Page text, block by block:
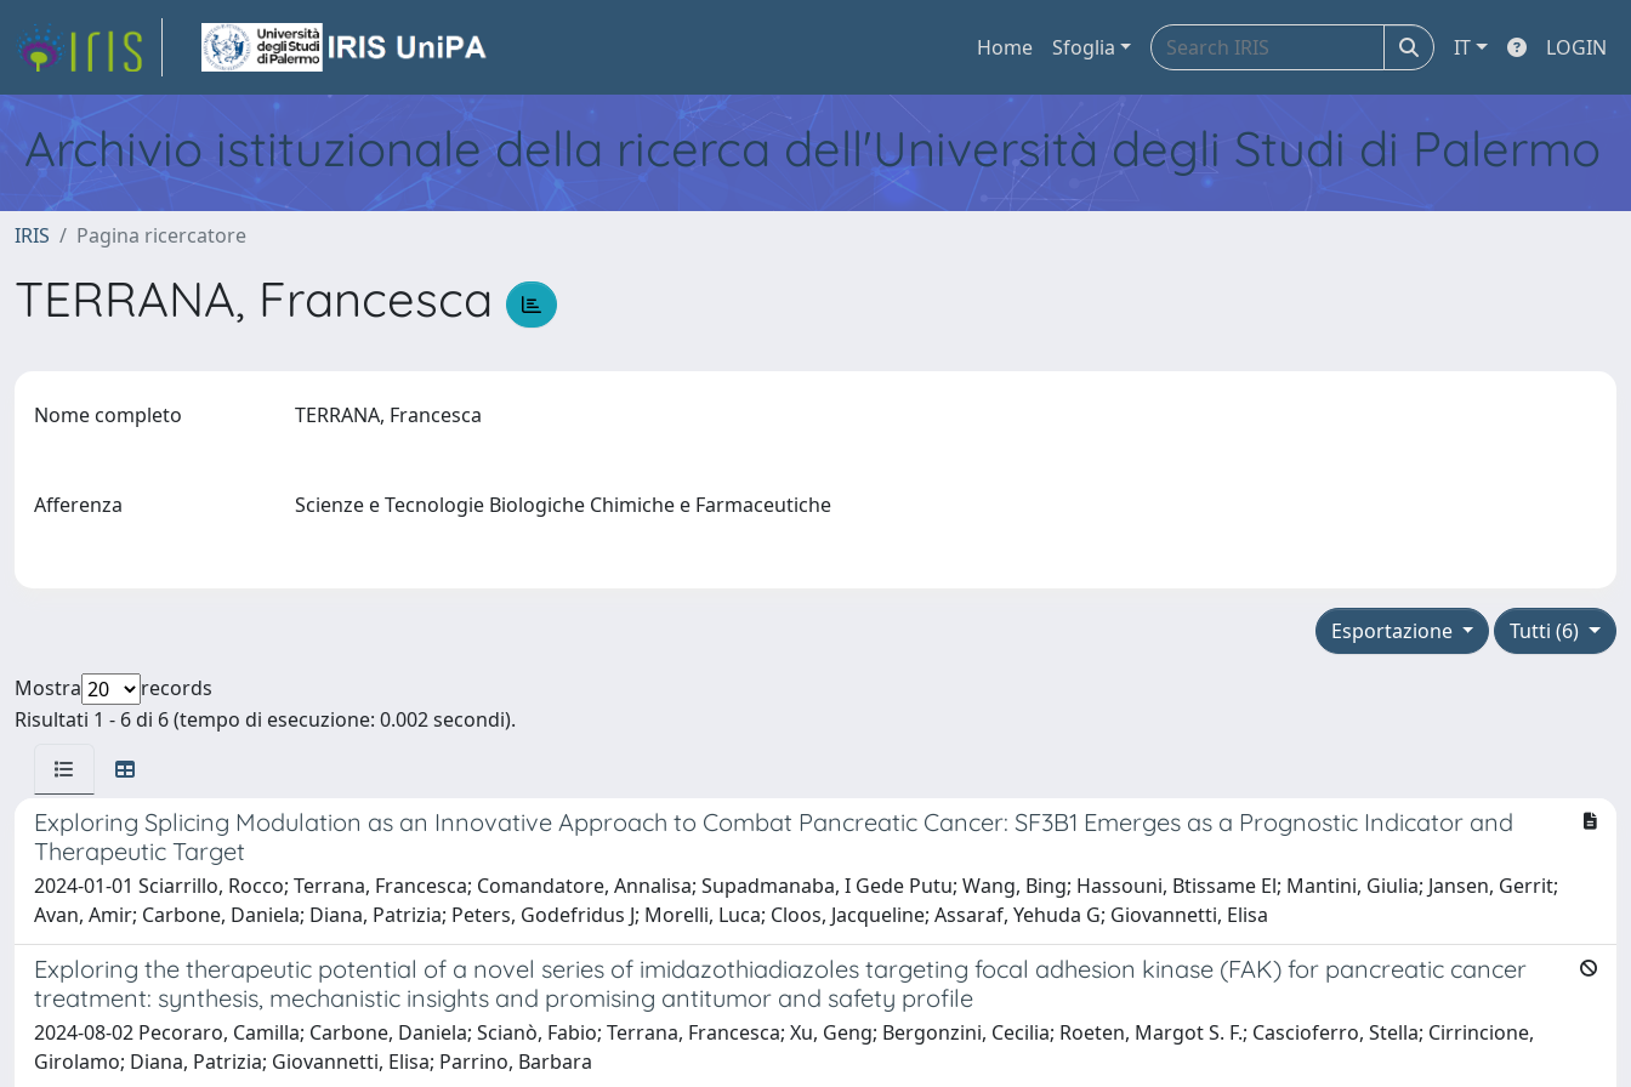
Home Sfoglia IT LOGIN
Archivio istituzionale della ricerca dell'Università degli Studi di Palermo
IRIS Pagina ricercatore
TERRANA, Francesca
Nome completo TERRANA, Francesca
Afferenza Scienze e Tecnologie Biologiche Chimiche e Farmaceutiche
Tutti (6)
Esportazione
Mostra
records
Risultati 1 - 6 di 6 (tempo di esecuzione: 0.002 secondi).
Exploring Splicing Modulation as an Innovative Approach to Combat Pancreatic Cancer: SF3B1 Emerges as a Prognostic Indicator and
Therapeutic Target
2024-01-01 Sciarrillo, Rocco; Terrana, Francesca; Comandatore, Annalisa; Supadmanaba, I Gede Putu; Wang, Bing; Hassouni, Btissame El; Mantini, Giulia; Jansen, Gerrit;
Avan, Amir; Carbone, Daniela; Diana, Patrizia; Peters, Godefridus J; Morelli, Luca; Cloos, Jacqueline; Assaraf, Yehuda G; Giovannetti, Elisa
Exploring the therapeutic potential of a novel series of imidazothiadiazoles targeting focal adhesion kinase (FAK) for pancreatic cancer
treatment: synthesis, mechanistic insights and promising antitumor and safety profile
2024-08-02 Pecoraro, Camilla; Carbone, Daniela; Scianò, Fabio; Terrana, Francesca; Xu, Geng; Bergonzini, Cecilia; Roeten, Margot S. F.; Cascioferro, Stella; Cirrincione,
Girolamo; Diana, Patrizia; Giovannetti, Elisa; Parrino, Barbara